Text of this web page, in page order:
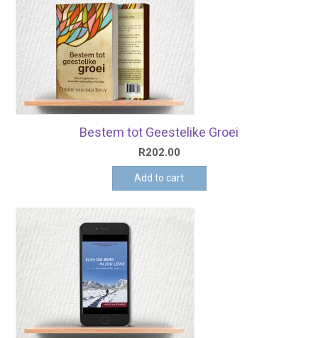
Bestem tot Geestelike Groei
R202.00
Add to cart